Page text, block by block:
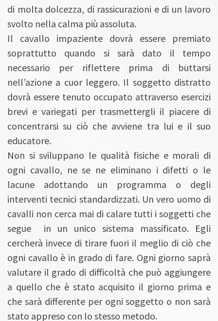
di molta dolcezza, di rassicurazioni e di un lavoro
svolto nella calma più assoluta.
Il cavallo impaziente dovrà essere premiato
soprattutto quando si sarà dato il tempo
necessario per riflettere prima di buttarsi
nell’azione a cuor leggero. Il soggetto distratto
dovrà essere tenuto occupato attraverso esercizi
brevi e variegati per trasmettergli il piacere di
concentrarsi su ciò che avviene tra lui e il suo
educatore.
Non si sviluppano le qualità fisiche e morali di
ogni cavallo, ne se ne eliminano i difetti o le
lacune adottando un programma o degli
interventi tecnici standardizzati. Un vero uomo di
cavalli non cerca mai di calare tutti i soggetti che
segue in un unico sistema massificato. Egli
cercherà invece di tirare fuori il meglio di ciò che
ogni cavallo è in grado di fare. Ogni giorno saprà
valutare il grado di difficoltà che può aggiungere
a quello che è stato acquisito il giorno prima e
che sarà differente per ogni soggetto o non sarà
stato appreso con lo stesso metodo.